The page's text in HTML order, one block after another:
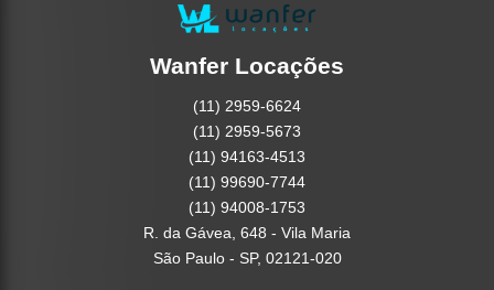
Wanfer Locações
(11) 2959-6624
(11) 2959-5673
(11) 94163-4513
(11) 99690-7744
(11) 94008-1753
R. da Gávea, 648 - Vila Maria
São Paulo - SP, 02121-020